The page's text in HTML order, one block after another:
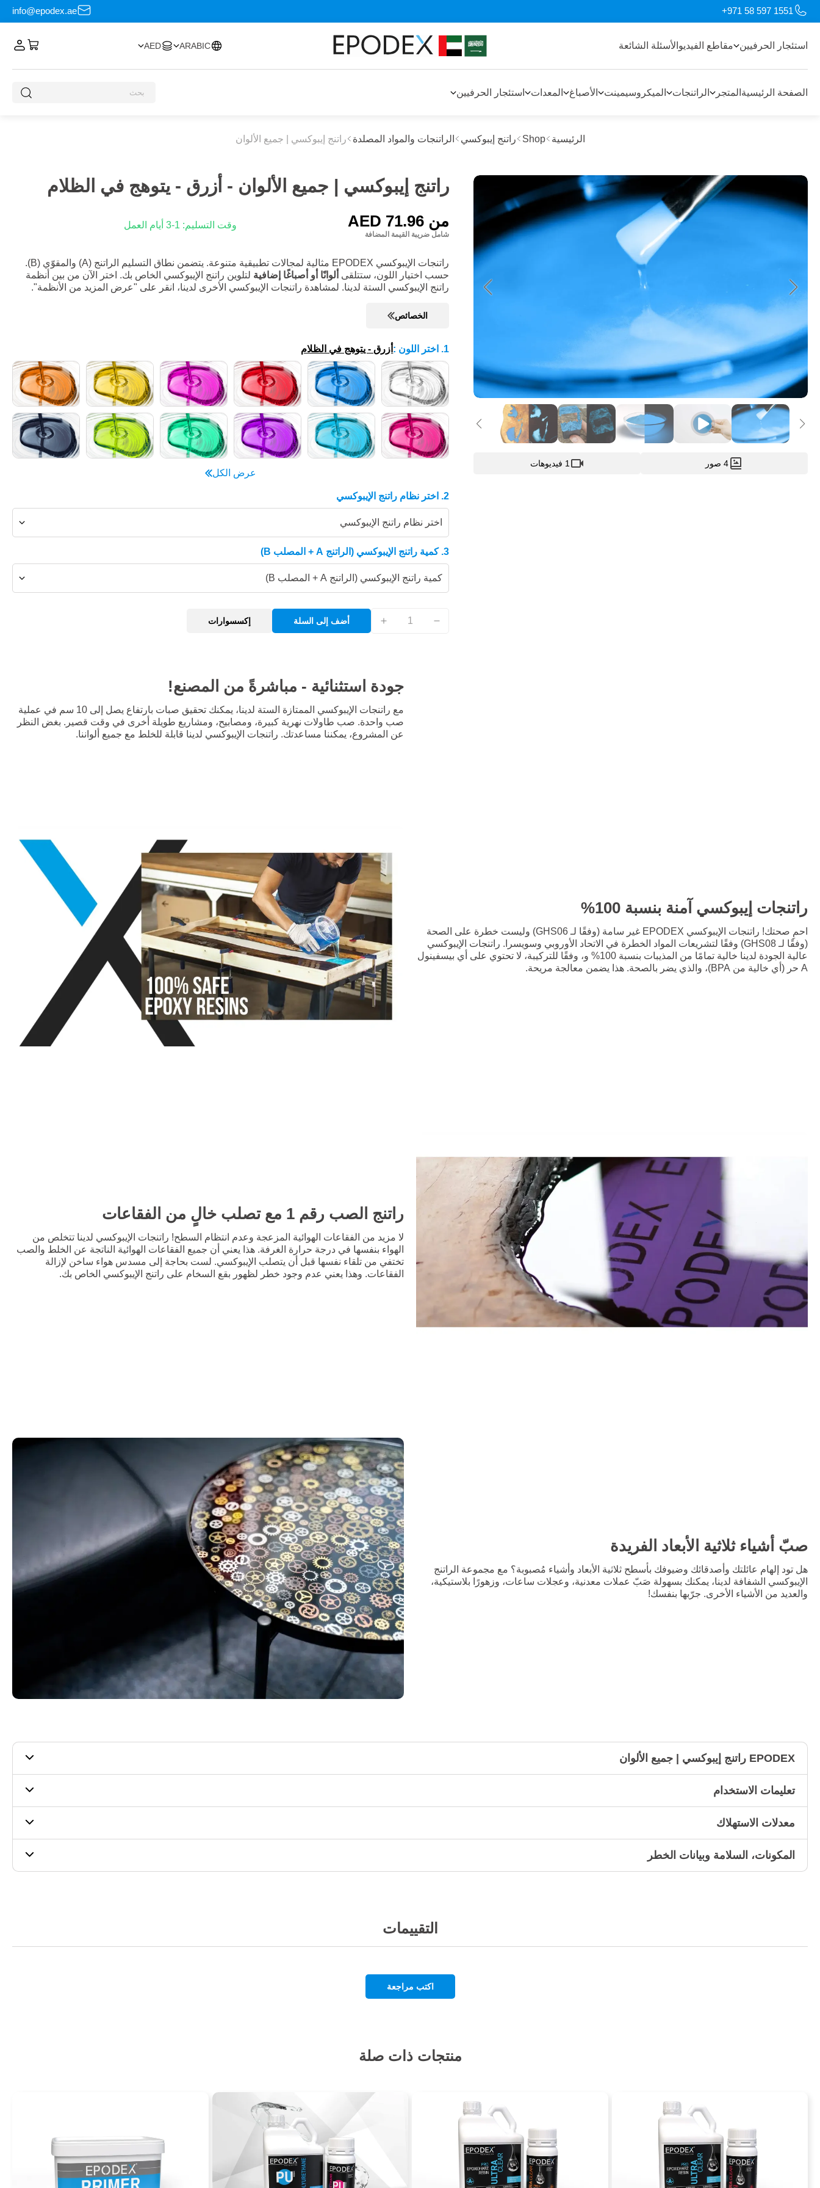
+971 58 597 1551
info@epodex.ae
استئجار الحرفيين مقاطع الفيديو الأسئلة الشائعة ARABIC
AED
الصفحة الرئيسية المتجر الراتنجات الميكروسيمينت الأصباغ المعدات استئجار الحرفيين
الرئيسية Shop راتنج إيبوكسي الراتنجات والمواد المصلدة راتنج إيبوكسي | جميع الألوان
4 صور 1 فيديوهات
راتنج إيبوكسي | جميع الألوان - أزرق - يتوهج في الظلام
من
شامل ضريبة القيمة المضافة
وقت التسليم: 1-3 أيام العمل
راتنجات الإيبوكسي EPODEX مثالية لمجالات تطبيقية متنوعة. يتضمن نطاق التسليم الراتنج (A) والمقوّي (B).
حسب اختيار اللون، ستتلقى ألوانًا أو أصباغًا إضافية لتلوين راتنج الإيبوكسي الخاص بك. اختر الآن من بين أنظمة
راتنج الإيبوكسي الستة لدينا. لمشاهدة راتنجات الإيبوكسي الأخرى لدينا، انقر على "عرض المزيد من الأنظمة".
الخصائص
1. اختر اللون : أزرق - يتوهج في الظلام
عرض الكل
2. اختر نظام راتنج الإيبوكسي
اختر نظام راتنج الإيبوكسي
3. كمية راتنج الإيبوكسي (الراتنج A + المصلب B)
كمية راتنج الإيبوكسي (الراتنج A + المصلب B)
أضف إلى السلة إكسسوارات
جودة استثنائية - مباشرةً من المصنع!
مع راتنجات الإيبوكسي الممتازة الستة لدينا، يمكنك تحقيق صبات بارتفاع يصل إلى 10 سم في عملية
صب واحدة. صب طاولات نهرية كبيرة، ومصابيح، ومشاريع طويلة أخرى في وقت قصير. بغض النظر
عن المشروع، يمكننا مساعدتك. راتنجات الإيبوكسي لدينا قابلة للخلط مع جميع ألواننا.
راتنجات إيبوكسي آمنة بنسبة 100%
احمِ صحتك! راتنجات الإيبوكسي EPODEX غير سامة (وفقًا لـ GHS06) وليست خطرة على الصحة
(وفقًا لـ GHS08) وفقًا لتشريعات المواد الخطرة في الاتحاد الأوروبي وسويسرا. راتنجات الإيبوكسي
عالية الجودة لدينا خالية تمامًا من المذيبات بنسبة 100% و، وفقًا للتركيبة، لا تحتوي على أي بيسفينول
A حر (أي خالية من BPA)، والذي يضر بالصحة. هذا يضمن معالجة مريحة.
راتنج الصب رقم 1 مع تصلب خالٍ من الفقاعات
لا مزيد من الفقاعات الهوائية المزعجة وعدم انتظام السطح! راتنجات الإيبوكسي لدينا تتخلص من
الهواء بنفسها في درجة حرارة الغرفة. هذا يعني أن جميع الفقاعات الهوائية الناتجة عن الخلط والصب
تختفي من تلقاء نفسها قبل أن يتصلب الإيبوكسي. لست بحاجة إلى مسدس هواء ساخن لإزالة
الفقاعات. وهذا يعني عدم وجود خطر لظهور بقع السخام على راتنج الإيبوكسي الخاص بك.
صبّ أشياء ثلاثية الأبعاد الفريدة
هل تود إلهام عائلتك وأصدقائك وضيوفك بأسطح ثلاثية الأبعاد وأشياء مُصبوبة؟ مع مجموعة الراتنج
الإيبوكسي الشفافة لدينا، يمكنك بسهولة صَبّ عملات معدنية، وعجلات ساعات، وزهورًا بلاستيكية،
والعديد من الأشياء الأخرى. جرّبها بنفسك!
EPODEX راتنج إيبوكسي | جميع الألوان
تعليمات الاستخدام
معدلات الاستهلاك
المكونات، السلامة وبيانات الخطر
التقييمات
اكتب مراجعة
منتجات ذات صلة